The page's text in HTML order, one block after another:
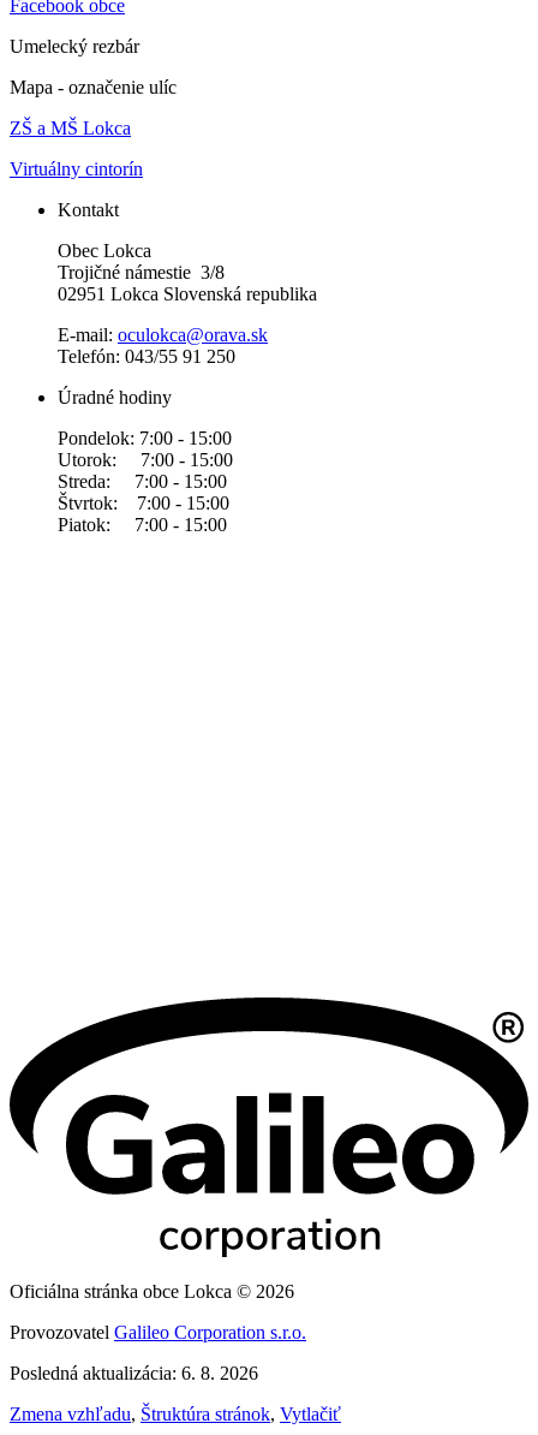
Facebook obce
Umelecký rezbár
Mapa - označenie ulíc
ZŠ a MŠ Lokca
Virtuálny cintorín
Kontakt
Obec Lokca
Trojičné námestie 3/8
02951 Lokca Slovenská republika
E-mail: oculokca@orava.sk
Telefón: 043/55 91 250
Úradné hodiny
Pondelok: 7:00 - 15:00
Utorok: 7:00 - 15:00
Streda: 7:00 - 15:00
Štvrtok: 7:00 - 15:00
Piatok: 7:00 - 15:00
Oficiálna stránka obce Lokca © 2026
Provozovatel Galileo Corporation s.r.o.
Posledná aktualizácia: 6. 8. 2026
Zmena vzhľadu, Štruktúra stránok, Vytlačiť